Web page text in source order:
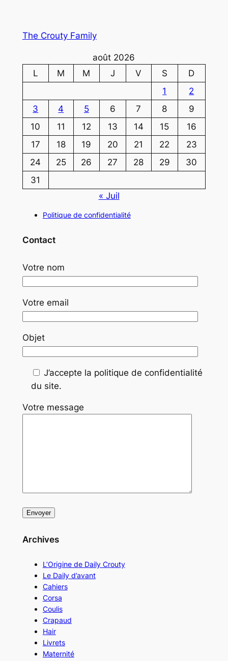
The Crouty Family
août 2026
L
M M J V S
D
1
2
3
4 5 6 7 8
9
10
11 12 13 14 15
16
17
18 19 20 21 22
23
24
25 26 27 28 29
30
31
« Juil
Politique de confidentialité
Contact
Votre nom
Votre email
Objet
J’accepte la politique de confidentialité
du site.
Votre message
Archives
L’Origine de Daily Crouty
Le Daily d’avant
Cahiers
Corsa
Coulis
Crapaud
Hair
Livrets
Maternité